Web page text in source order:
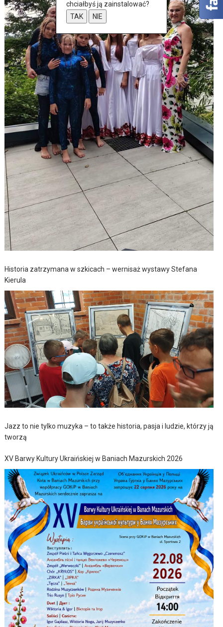
Historia zatrzymana w szkicach – wernisaż wystawy Stefana
Kierula
Jazz to nie tylko muzyka – to także historia, pasja i ludzie, którzy ją
tworzą
XV Barwy Kultury Ukraińskiej w Baniach Mazurskich 2026
chciałbyś ją zainstalować?
TAK
NIE